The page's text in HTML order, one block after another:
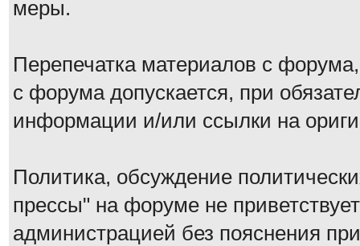
меры.
Перепечатка материалов с
с форума допускается, при
информации и/или ссылки на
Политика, обсуждение
прессы" на форуме не
администрацией без пояснения